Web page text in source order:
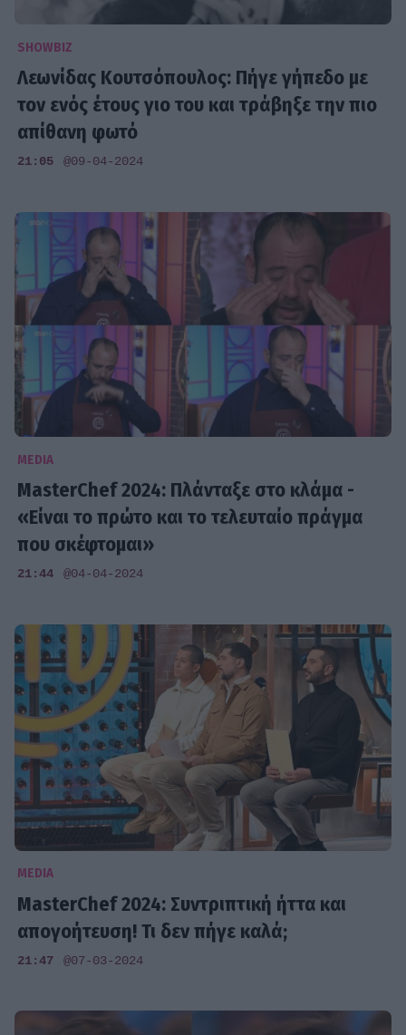
SHOWBIZ
Λεωνίδας Κουτσόπουλος: Πήγε γήπεδο με
τον ενός έτους γιο του και τράβηξε την πιο
απίθανη φωτό
21:05 @09-04-2024
MEDIA
MasterChef 2024: Πλάνταξε στο κλάμα -
«Είναι το πρώτο και το τελευταίο πράγμα
που σκέφτομαι»
21:44 @04-04-2024
MEDIA
MasterChef 2024: Συντριπτική ήττα και
απογοήτευση! Τι δεν πήγε καλά;
21:47 @07-03-2024